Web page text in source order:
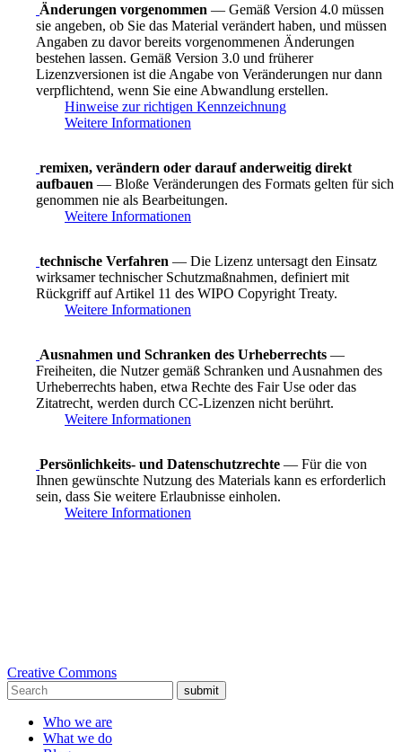
Änderungen vorgenommen — Gemäß Version 4.0 müssen
sie angeben, ob Sie das Material verändert haben, und müssen
Angaben zu davor bereits vorgenommenen Änderungen
bestehen lassen. Gemäß Version 3.0 und früherer
Lizenzversionen ist die Angabe von Veränderungen nur dann
verpflichtend, wenn Sie eine Abwandlung erstellen.
Hinweise zur richtigen Kennzeichnung
Weitere Informationen
remixen, verändern oder darauf anderweitig direkt
aufbauen — Bloße Veränderungen des Formats gelten für sich
genommen nie als Bearbeitungen.
Weitere Informationen
technische Verfahren — Die Lizenz untersagt den Einsatz
wirksamer technischer Schutzmaßnahmen, definiert mit
Rückgriff auf Artikel 11 des WIPO Copyright Treaty.
Weitere Informationen
Ausnahmen und Schranken des Urheberrechts —
Freiheiten, die Nutzer gemäß Schranken und Ausnahmen des
Urheberrechts haben, etwa Rechte des Fair Use oder das
Zitatrecht, werden durch CC-Lizenzen nicht berührt.
Weitere Informationen
Persönlichkeits- und Datenschutzrechte — Für die von
Ihnen gewünschte Nutzung des Materials kann es erforderlich
sein, dass Sie weitere Erlaubnisse einholen.
Weitere Informationen
Creative Commons
submit
Who we are
What we do